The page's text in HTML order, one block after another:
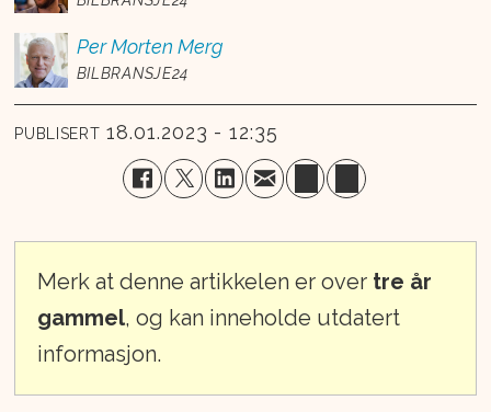
Per Morten Merg
BILBRANSJE24
PUBLISERT 18.01.2023 - 12:35
Merk at denne artikkelen er over tre år
gammel, og kan inneholde utdatert
informasjon.